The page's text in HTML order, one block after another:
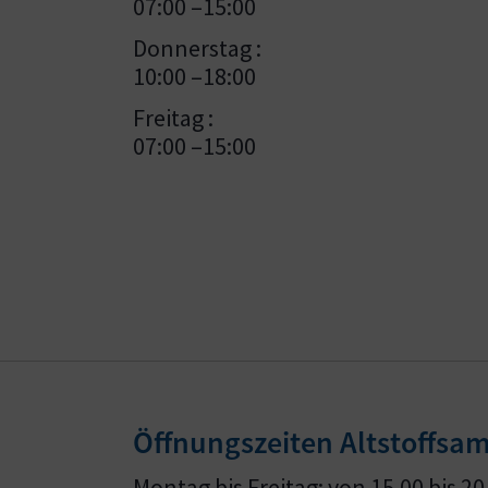
07:00 –15:00
Donnerstag :
10:00 –18:00
Freitag :
07:00 –15:00
Öffnungszeiten